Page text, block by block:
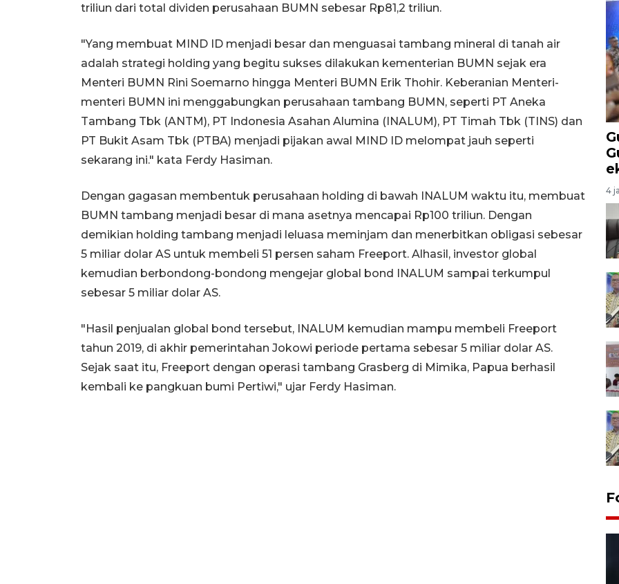
triliun dari total dividen perusahaan BUMN sebesar Rp81,2 triliun.
"Yang membuat MIND ID menjadi besar dan menguasai tambang mineral di tanah air
adalah strategi holding yang begitu sukses dilakukan kementerian BUMN sejak era
Menteri BUMN Rini Soemarno hingga Menteri BUMN Erik Thohir. Keberanian Menteri-
menteri BUMN ini menggabungkan perusahaan tambang BUMN, seperti PT Aneka
Tambang Tbk (ANTM), PT Indonesia Asahan Alumina (INALUM), PT Timah Tbk (TINS) dan
PT Bukit Asam Tbk (PTBA) menjadi pijakan awal MIND ID melompat jauh seperti
sekarang ini." kata Ferdy Hasiman.
Dengan gagasan membentuk perusahaan holding di bawah INALUM waktu itu, membuat
BUMN tambang menjadi besar di mana asetnya mencapai Rp100 triliun. Dengan
demikian holding tambang menjadi leluasa meminjam dan menerbitkan obligasi sebesar
5 miliar dolar AS untuk membeli 51 persen saham Freeport. Alhasil, investor global
kemudian berbondong-bondong mengejar global bond INALUM sampai terkumpul
sebesar 5 miliar dolar AS.
"Hasil penjualan global bond tersebut, INALUM kemudian mampu membeli Freeport
tahun 2019, di akhir pemerintahan Jokowi periode pertama sebesar 5 miliar dolar AS.
Sejak saat itu, Freeport dengan operasi tambang Grasberg di Mimika, Papua berhasil
kembali ke pangkuan bumi Pertiwi," ujar Ferdy Hasiman.
4